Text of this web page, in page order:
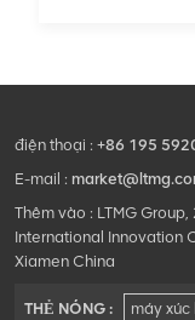
điện thoại : +86 195
E-mail :
Thêm vào : LTMG
International Innovation
Xiamen China
THẺ NÓNG : máy xúc